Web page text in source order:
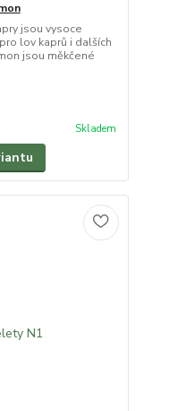
jsou vysoce
lov kaprů i dalších
jsou měkčené
Skladem